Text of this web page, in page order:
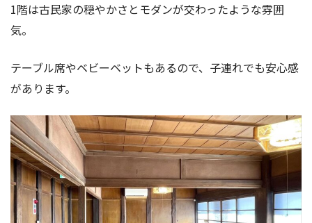
1階は古民家の穏やかさとモダンが交わったような雰囲
気。
テーブル席やベビーベットもあるので、子連れでも安心感
があります。